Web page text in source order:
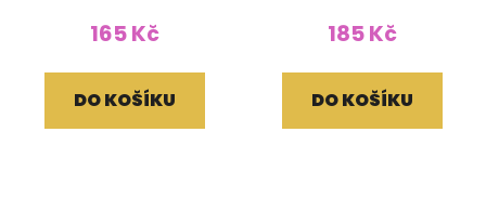
165 Kč
DO KOŠÍKU
185 Kč
DO KOŠÍKU